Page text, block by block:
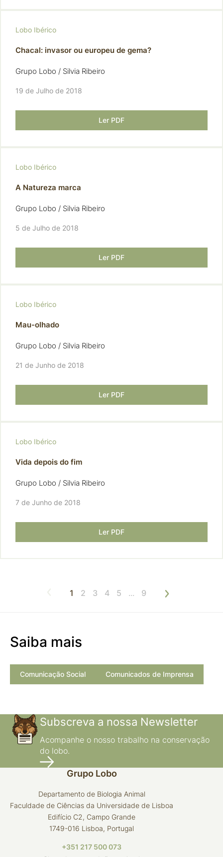
Lobo Ibérico
Chacal: invasor ou europeu de gema?
Grupo Lobo / Silvia Ribeiro
19 de Julho de 2018
Ler PDF
Lobo Ibérico
A Natureza marca
Grupo Lobo / Silvia Ribeiro
5 de Julho de 2018
Ler PDF
Lobo Ibérico
Mau-olhado
Grupo Lobo / Silvia Ribeiro
21 de Junho de 2018
Ler PDF
Lobo Ibérico
Vida depois do fim
Grupo Lobo / Silvia Ribeiro
7 de Junho de 2018
Ler PDF
1 2 3 4 5 ... 9
Saiba mais
Comunicação Social Comunicados de Imprensa
Subscreva a nossa Newsletter
Acompanhe o nosso trabalho na conservação
do lobo.
Grupo Lobo
Departamento de Biologia Animal
Faculdade de Ciências da Universidade de Lisboa
Edifício C2, Campo Grande
1749-016 Lisboa, Portugal
+351 217 500 073